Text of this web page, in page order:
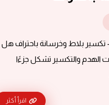
تكسير بلاط وخرسانة باحتراف هل
الهدم والتكسير تشكل جزءًا
اقرأ أكثر